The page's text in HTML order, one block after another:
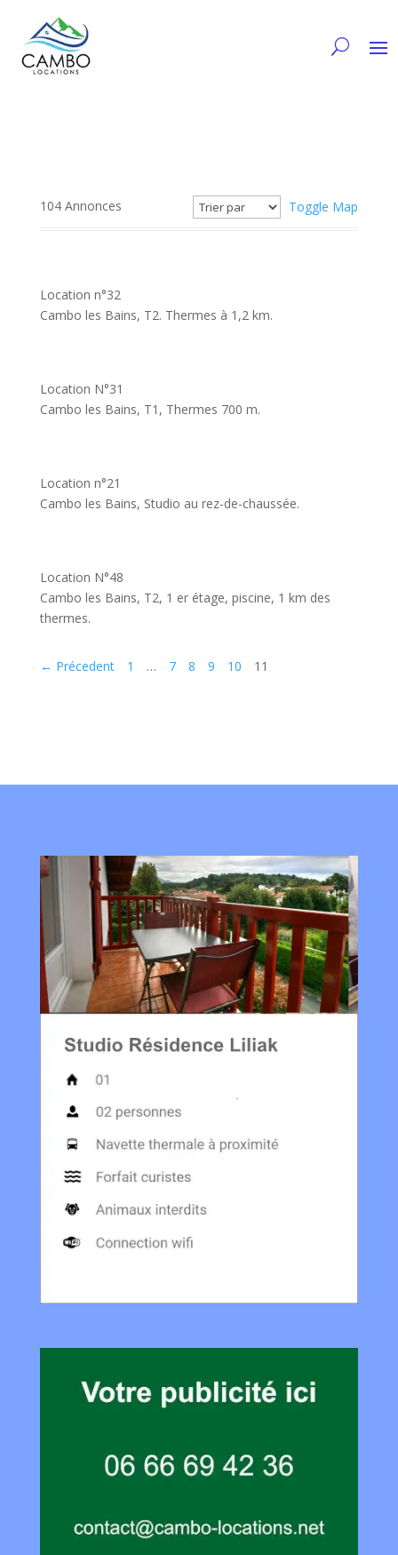
104Annonces Toggle Map
Location n°32
Cambo les Bains, T2. Thermes à 1,2 km.
Location N°31
Cambo les Bains, T1, Thermes 700 m.
Location n°21
Cambo les Bains, Studio au rez-de-chaussée.
Location N°48
Cambo les Bains, T2, 1 er étage, piscine, 1 km des
thermes.
← Précedent 1 … 7 8 9 10 11